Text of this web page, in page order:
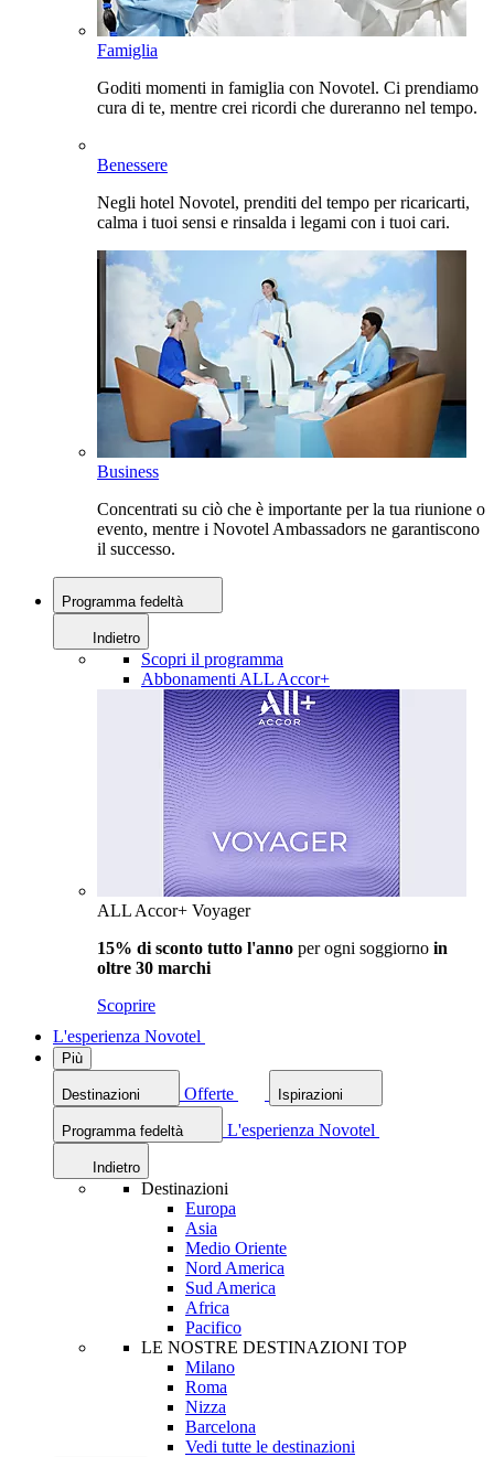
Famiglia
Goditi momenti in famiglia con Novotel. Ci prendiamo
cura di te, mentre crei ricordi che dureranno nel tempo.
Benessere
Negli hotel Novotel, prenditi del tempo per ricaricarti,
calma i tuoi sensi e rinsalda i legami con i tuoi cari.
Business
Concentrati su ciò che è importante per la tua riunione o
evento, mentre i Novotel Ambassadors ne garantiscono
il successo.
Programma fedeltà
Indietro
Scopri il programma
Abbonamenti ALL Accor+
ALL Accor+ Voyager
15% di sconto tutto l'anno per ogni soggiorno in
oltre 30 marchi
Scoprire
L'esperienza Novotel
Più
Destinazioni Offerte Ispirazioni
Programma fedeltà L'esperienza Novotel
Indietro
Destinazioni
Europa
Asia
Medio Oriente
Nord America
Sud America
Africa
Pacifico
LE NOSTRE DESTINAZIONI TOP
Milano
Roma
Nizza
Barcelona
Vedi tutte le destinazioni